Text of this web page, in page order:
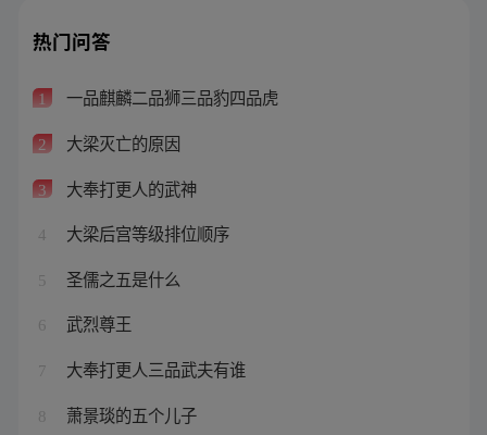
热门问答
1 一品麒麟二品狮三品豹四品虎
2 大梁灭亡的原因
3 大奉打更人的武神
4 大梁后宫等级排位顺序
5 圣儒之五是什么
6 武烈尊王
7 大奉打更人三品武夫有谁
8 萧景琰的五个儿子